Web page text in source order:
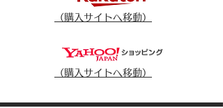
（​購入サイトへ移動）
（​購入サイトへ移動）